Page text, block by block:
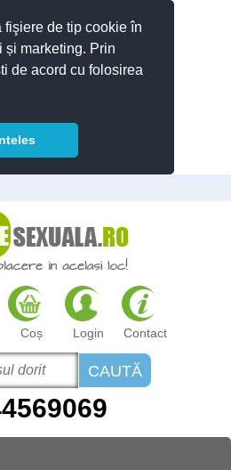
de tip cookie în
și marketing. Prin
de acord cu folosirea
Coș Login Contact